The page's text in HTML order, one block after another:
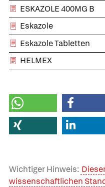
ESKAZOLE 400MG B
Eskazole
Eskazole Tabletten
HELMEX
Wichtiger Hinweis:
wissenschaftlichen